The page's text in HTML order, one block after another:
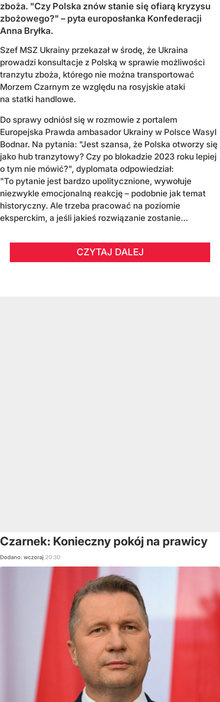
zboża. "Czy Polska znów stanie się ofiarą kryzysu
zbożowego?" – pyta europosłanka Konfederacji
Anna Bryłka.
Szef MSZ Ukrainy przekazał w środę, że Ukraina
prowadzi konsultacje z Polską w sprawie możliwości
tranzytu zboża, którego nie można transportować
Morzem Czarnym ze względu na rosyjskie ataki
na statki handlowe.
Do sprawy odniósł się w rozmowie z portalem
Europejska Prawda ambasador Ukrainy w Polsce Wasyl
Bodnar. Na pytania: "Jest szansa, że Polska otworzy się
jako hub tranzytowy? Czy po blokadzie 2023 roku lepiej
o tym nie mówić?", dyplomata odpowiedział:
"To pytanie jest bardzo upolitycznione, wywołuje
niezwykle emocjonalną reakcję – podobnie jak temat
historyczny. Ale trzeba pracować na poziomie
eksperckim, a jeśli jakieś rozwiązanie zostanie...
CZYTAJ DALEJ
Czarnek: Konieczny pokój na prawicy
Dodano: wczoraj 20:30